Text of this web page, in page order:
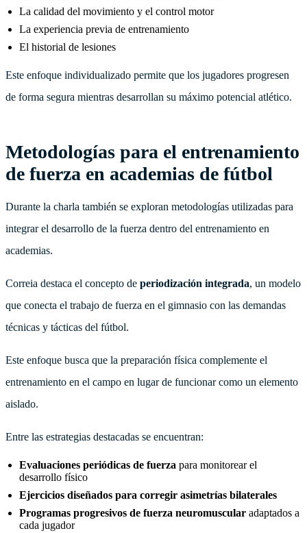
La calidad del movimiento y el control motor
La experiencia previa de entrenamiento
El historial de lesiones
Este enfoque individualizado permite que los jugadores progresen
de forma segura mientras desarrollan su máximo potencial atlético.
Metodologías para el entrenamiento
de fuerza en academias de fútbol
Durante la charla también se exploran metodologías utilizadas para
integrar el desarrollo de la fuerza dentro del entrenamiento en
academias.
Correia destaca el concepto de periodización integrada, un modelo
que conecta el trabajo de fuerza en el gimnasio con las demandas
técnicas y tácticas del fútbol.
Este enfoque busca que la preparación física complemente el
entrenamiento en el campo en lugar de funcionar como un elemento
aislado.
Entre las estrategias destacadas se encuentran:
Evaluaciones periódicas de fuerza para monitorear el
desarrollo físico
Ejercicios diseñados para corregir asimetrías bilaterales
Programas progresivos de fuerza neuromuscular adaptados a
cada jugador